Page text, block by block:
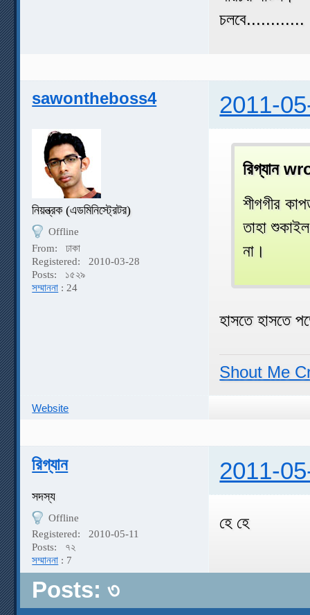
চলবে............
sawontheboss4 2011-
নিয়ন্ত্রক (এডমিনিস্ট্রেটর)
Offline
From:
ঢাকা
Registered:
2010-03-28
Posts:
১৫২৯
সম্মাননা : 24
রিগ্যান
শীগগীর
তাহা
না।
হাসতে হাসতে
Shout Me
Website
রিগ্যান 2011-
সদস্য
Offline
Registered:
2010-05-11
Posts:
৭২
সম্মাননা : 7
হে হে
Posts: ৩